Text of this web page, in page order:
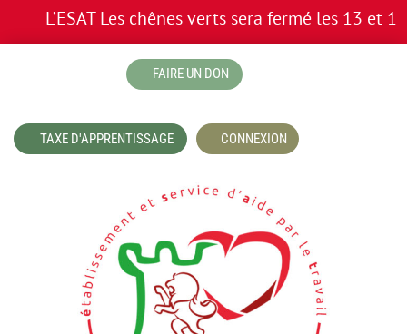
Les chênes verts sera fermé les 13 et 14
FAIRE UN DON
TAXE D'APPRENTISSAGE CONNEXION